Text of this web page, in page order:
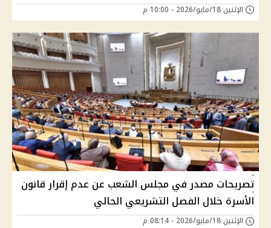
الإثنين 18/مايو/2026 - 10:00 م
تصريحات مصدر في مجلس الشعب عن عدم إقرار قانون
الأسرة خلال الفصل التشريعي الحالي
الإثنين 18/مايو/2026 - 08:14 م